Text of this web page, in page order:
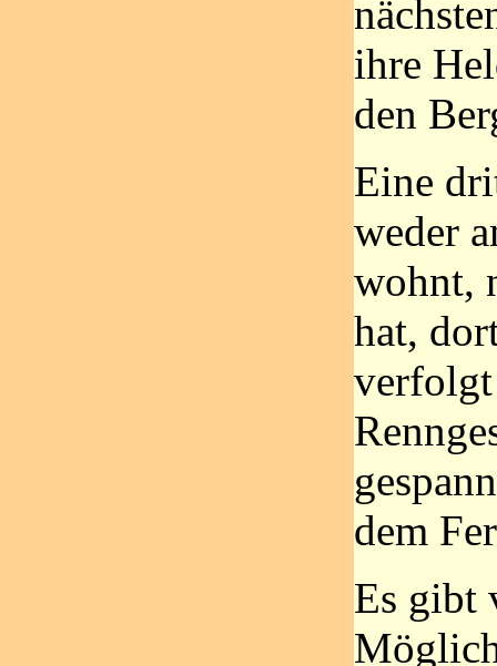
ihre
den
Eine
weder
wohnt,
hat,
verfolgt
dem
Es gibt